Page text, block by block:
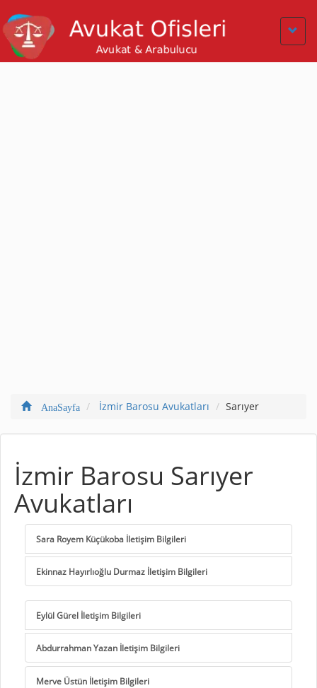
AnaSayfa İzmir Barosu Avukatları Sarıyer
İzmir Barosu Sarıyer
Avukatları
Sara Royem Küçükoba İletişim Bilgileri
Ekinnaz Hayırlıoğlu Durmaz İletişim Bilgileri
Eylül Gürel İletişim Bilgileri
Abdurrahman Yazan İletişim Bilgileri
Merve Üstün İletişim Bilgileri